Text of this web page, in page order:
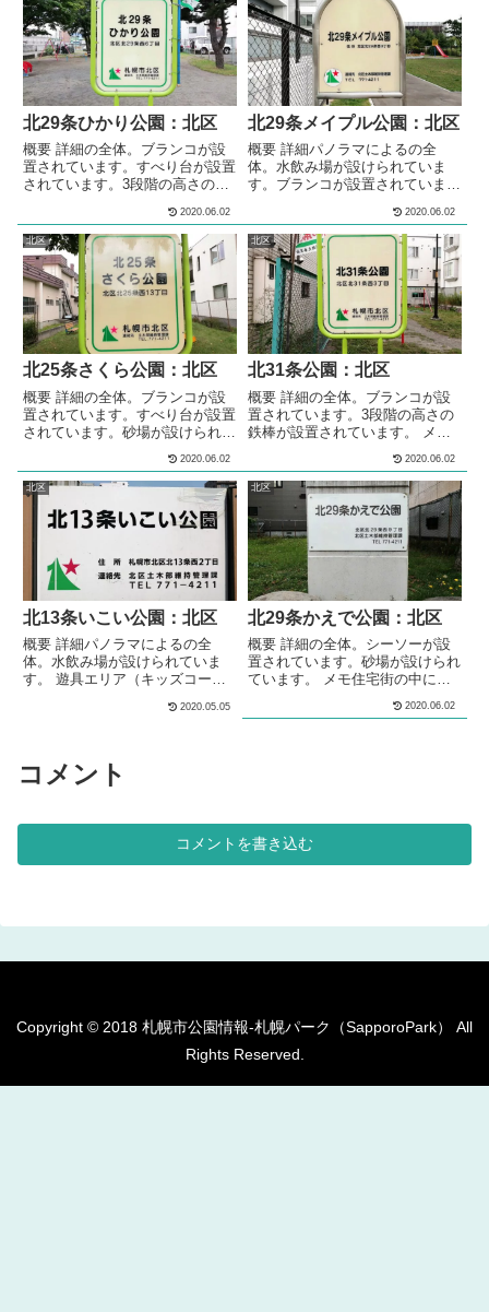
北29条ひかり公園：北区
概要 詳細の全体。ブランコが設
置されています。すべり台が設置
されています。3段階の高さの鉄
グ遊具が設置されています。砂場
が設けられています。ベンチが設
置されています。 メモ住宅街の
中にある、公園です。 基本情報
郵便番号〒001-0029住所北海道
札幌市北区北２９条西６丁目１
−１４管理問い合わせ
2020.06.02
北29条メイプル公園：北区
概要 詳細パノラマによるの全
体。水飲み場が設けられていま
す。ブランコが設置されていま
す。スプリング遊具が設置されて
います。3段階の高さの鉄棒が設
置されています。砂場が設けられ
ています。多目的な利用が出来る
広場が設けられています。シェル
ター型のあずま屋が、設けられて
います。花壇が設置されていま
す。 メモ住宅街の中にある、公
園です。水飲み場が設けられてい
ます。多目的な利用が...
2020.06.02
北区
北25条さくら公園：北区
概要 詳細の全体。ブランコが設
置されています。すべり台が設置
されています。砂場が設けられて
す。 メモ住宅街の中にある、公
園です。 基本情報郵便番号〒
001-0025住所北海道札幌市北区
北２５条西１３丁目１−３３管理
2020.06.02
北区
北31条公園：北区
概要 詳細の全体。ブランコが設
置されています。3段階の高さの
鉄棒が設置されています。 メモ
基本情報郵便番号〒001-0031住
所北海道札幌市北区北３１条西３
丁目２−１７管理問い合わせ
2020.06.02
北区
北13条いこい公園：北区
概要 詳細パノラマによるの全
体。水飲み場が設けられていま
す。 遊具エリア（キッズコーナ
ー）全体。幼児が遊べる遊具が複
ーに設置された高さの低いすべり
台。キッズコーナーに設置され
遊具。キッズコーナーに設置され
た、幼児用のテーブルベンチセッ
2020.05.05
北区
北29条かえで公園：北区
概要 詳細の全体。シーソーが設
置されています。砂場が設けられ
ています。 メモ住宅街の中にあ
号〒001-0029住所北海道札幌市
2020.06.02
コメント
コメントを書き込む
Copyright © 2018 札幌市公園情報-札幌パーク（SapporoPark） All
Rights Reserved.